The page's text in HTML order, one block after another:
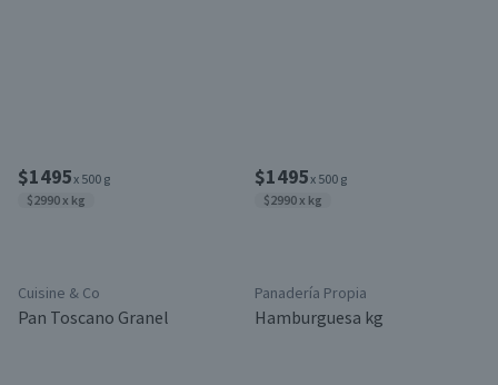
$1495x 500 g
$2990 x kg
Cuisine & Co
Pan Toscano Granel
$1495x 500 g
$2990 x kg
Panadería Propia
Hamburguesa kg